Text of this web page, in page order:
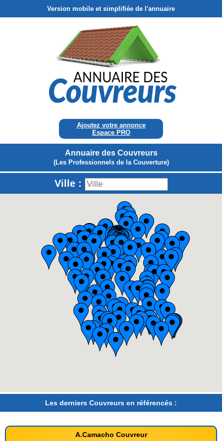
Version mobile et simplifiée de l'annuaire
Ajoutez votre annonce
Espace PRO
Annuaire des Couvreurs
(Les Professionnels de la Couverture)
Ville :
Les derniers Couvreurs en référencés :
A.Camacho Couvreur